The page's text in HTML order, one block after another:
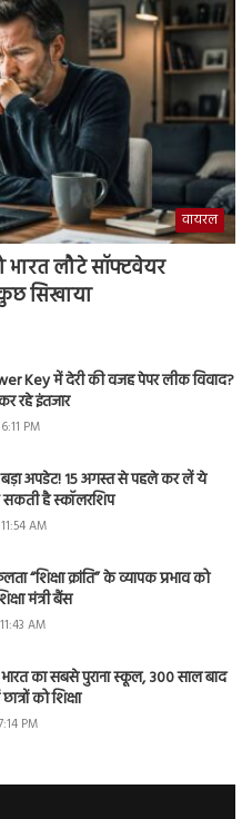
वायरल
भारत लौटे सॉफ्टवेयर
सिखाया
Key में देरी की वजह पेपर लीक विवाद?
रहे इंतजार
PM
बड़ा अपडेट! 15 अगस्त से पहले कर लें ये
है स्कॉलरशिप
AM
“शिक्षा क्रांति” के व्यापक प्रभाव को
मंत्री बैंस
AM
का सबसे पुराना स्कूल, 300 साल बाद
को शिक्षा
PM